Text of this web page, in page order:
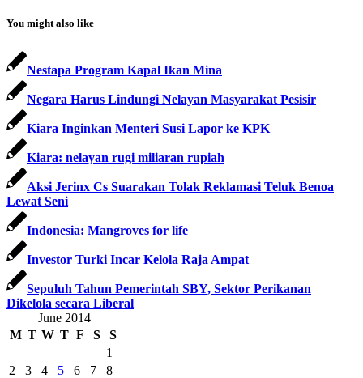
You might also like
Nestapa Program Kapal Ikan Mina
Negara Harus Lindungi Nelayan Masyarakat Pesisir
Kiara Inginkan Menteri Susi Lapor ke KPK
Kiara: nelayan rugi miliaran rupiah
Aksi Jerinx Cs Suarakan Tolak Reklamasi Teluk Benoa
Lewat Seni
Indonesia: Mangroves for life
Investor Turki Incar Kelola Raja Ampat
Sepuluh Tahun Pemerintah SBY, Sektor Perikanan
Dikelola secara Liberal
June 2014
M T W T F S
S
1
2
3 4 5 6 7
8